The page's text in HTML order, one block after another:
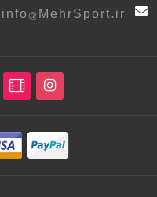
info@MehrSport.ir